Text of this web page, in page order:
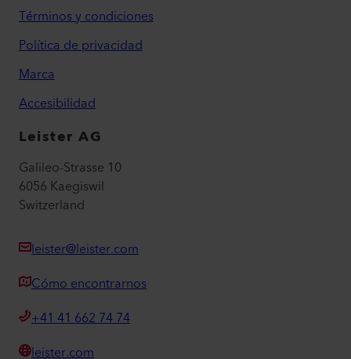
Términos y condiciones
Política de privacidad
Marca
Accesibilidad
Leister AG
Galileo-Strasse 10
6056 Kaegiswil
Switzerland
leister@leister.com
Cómo encontrarnos
+41 41 662 74 74
leister.com